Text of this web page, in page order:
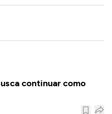
continuar como